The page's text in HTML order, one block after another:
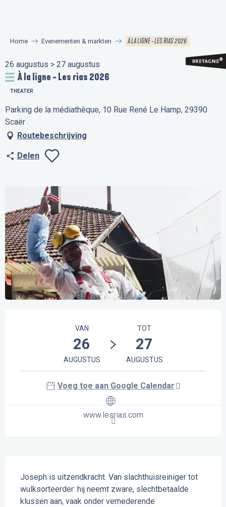
principal
Home Evenementen & markten À LA LIGNE - LES RIAS 2026
26 augustus > 27 augustus
À la ligne - Les rias 2026
THEATER
Parking de la médiathèque, 10 Rue René Le Hamp, 29390
Scaër
Routebeschrijving
Delen
VAN
26
AUGUSTUS
TOT
27
AUGUSTUS
Voeg toe aan Google Calendar
www.lesrias.com
Joseph is uitzendkracht. Van slachthuisreiniger tot
wulksorteerder: hij neemt zware, slechtbetaalde
klussen aan, vaak onder vernederende